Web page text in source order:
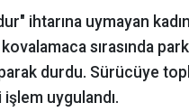
ihtarına uymayan
sırasında
durdu. Sürücüye
uygulandı.